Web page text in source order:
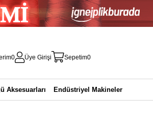
0 Üye Girişi Sepetim0
Aksesuarları Endüstriyel Makineler